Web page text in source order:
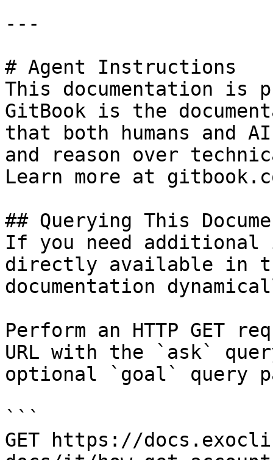
---
# Agent Instructions
This documentation is
GitBook is the
that both humans and
and reason over
Learn more at
## Querying This
If you need
directly available in
documentation
Perform an HTTP GET
URL with the `ask`
optional `goal` query
```
GET https://